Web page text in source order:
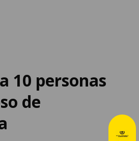
10 personas
de